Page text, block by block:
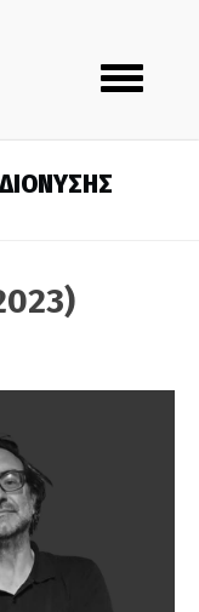
Toggle
navigation
ΔΙΟΝΥΣΗΣ